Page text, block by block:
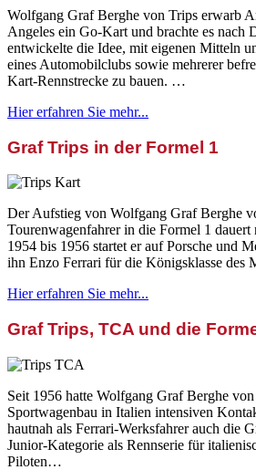
Wolfgang Graf Berghe von Trips erwarb
Angeles ein Go-Kart und brachte es nach
entwickelte die Idee, mit eigenen Mitteln
eines Automobilclubs sowie mehrerer
Kart-Rennstrecke zu bauen. …
Hier erfahren Sie mehr...
Graf Trips in der Formel 1
Der Aufstieg von Wolfgang Graf Berghe
Tourenwagenfahrer in die Formel 1
1954 bis 1956 startet er auf Porsche und
ihn Enzo Ferrari für die Königsklasse des
Hier erfahren Sie mehr...
Graf Trips, TCA und die
Seit 1956 hatte Wolfgang Graf Berghe
Sportwagenbau in Italien intensiven
hautnah als Ferrari-Werksfahrer auch die
Junior-Kategorie als Rennserie für
Piloten…